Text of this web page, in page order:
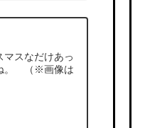
スなだけあっ
。 （※画像は